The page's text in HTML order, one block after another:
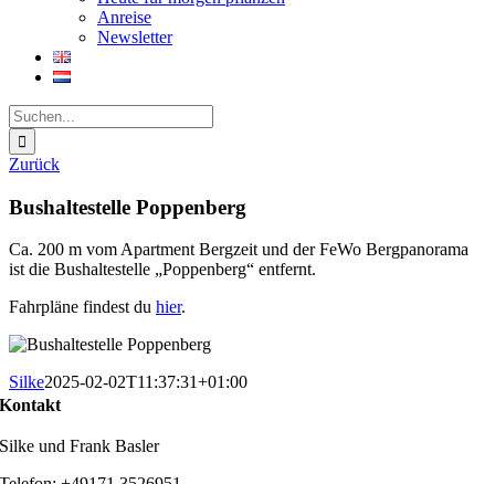
Anreise
Newsletter
Suche
nach:
Zurück
Bushaltestelle Poppenberg
Ca. 200 m vom Apartment Bergzeit und der FeWo Bergpanorama
ist die Bushaltestelle „Poppenberg“ entfernt.
Fahrpläne findest du hier.
Silke2025-02-02T11:37:31+01:00
Kontakt
Silke und Frank Basler